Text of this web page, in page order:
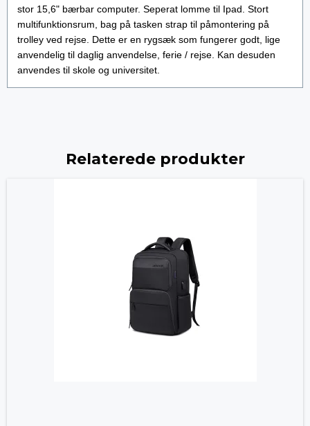
stor 15,6" bærbar computer. Seperat lomme til Ipad. Stort
multifunktionsrum, bag på tasken strap til påmontering på
trolley ved rejse. Dette er en rygsæk som fungerer godt, lige
anvendelig til daglig anvendelse, ferie / rejse. Kan desuden
anvendes til skole og universitet.
Relaterede produkter